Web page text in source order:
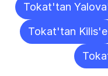
Tokat'tan
Tokat'tan Kilis'e